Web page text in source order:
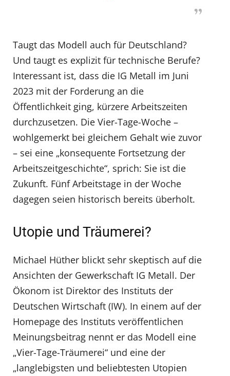
Taugt das Modell auch für Deutschland?
Und taugt es explizit für technische Berufe?
Interessant ist, dass die IG Metall im Juni
2023 mit der Forderung an die
Öffentlichkeit ging, kürzere Arbeitszeiten
durchzusetzen. Die Vier-Tage-Woche –
wohlgemerkt bei gleichem Gehalt wie zuvor
– sei eine „konsequente Fortsetzung der
Arbeitszeitgeschichte“, sprich: Sie ist die
Zukunft. Fünf Arbeitstage in der Woche
dagegen seien historisch bereits überholt.
Utopie und Träumerei?
Michael Hüther blickt sehr skeptisch auf die
Ansichten der Gewerkschaft IG Metall. Der
Ökonom ist Direktor des Instituts der
Deutschen Wirtschaft (IW). In einem auf der
Homepage des Instituts veröffentlichen
Meinungsbeitrag nennt er das Modell eine
„Vier-Tage-Träumerei“ und eine der
„langlebigsten und beliebtesten Utopien